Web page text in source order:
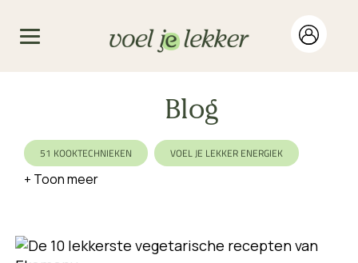
Blog
51 KOOKTECHNIEKEN
VOEL JE LEKKER ENERGIEK
FOOD FOR HEALTH
VARIATIE
SEIZOEN
KOOLHYDRAATBEWUST